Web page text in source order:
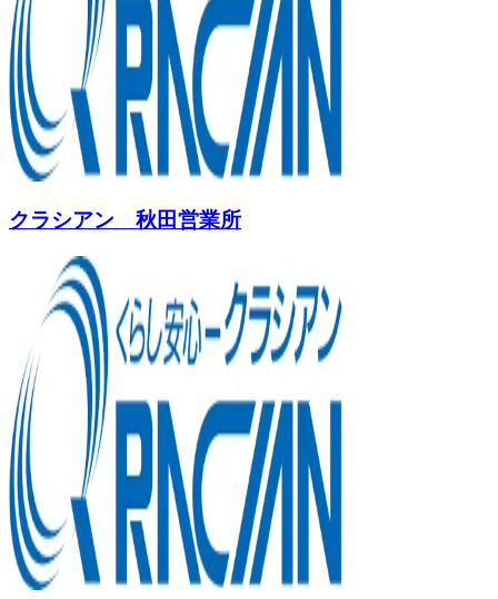
クラシアン 秋田営業所